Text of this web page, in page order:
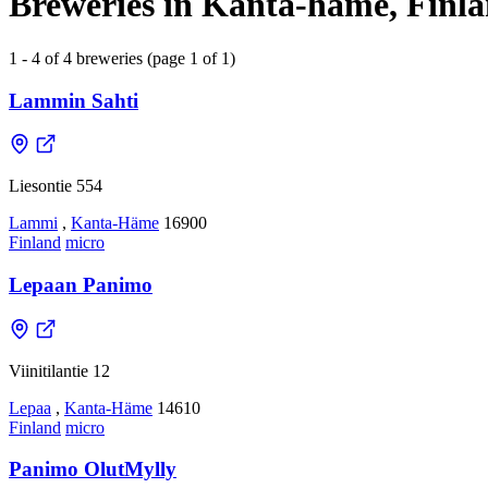
1 - 4 of 4 breweries (page 1 of 1)
Lammin Sahti
Liesontie 554
Lammi , Kanta-Häme 16900
Finland micro
Lepaan Panimo
Viinitilantie 12
Lepaa , Kanta-Häme 14610
Finland micro
Panimo OlutMylly